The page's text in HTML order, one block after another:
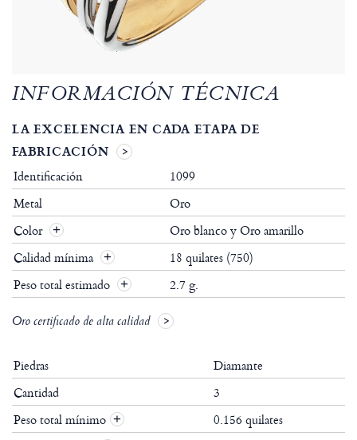
INFORMACIÓN TÉCNICA
LA EXCELENCIA EN CADA ETAPA DE
FABRICACIÓN
Identificación
1099
Metal
Oro
Color
Oro blanco y Oro amarillo
Calidad mínima
18 quilates (750)
Peso total estimado
2.7 g.
Oro certificado de alta calidad
Piedras
Diamante
Cantidad
3
Peso total mínimo +
0.156 quilates